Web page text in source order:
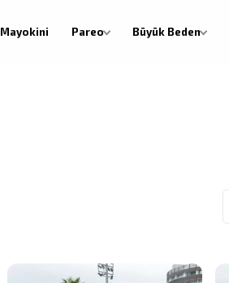
Mayokini Pareo Büyük Beden